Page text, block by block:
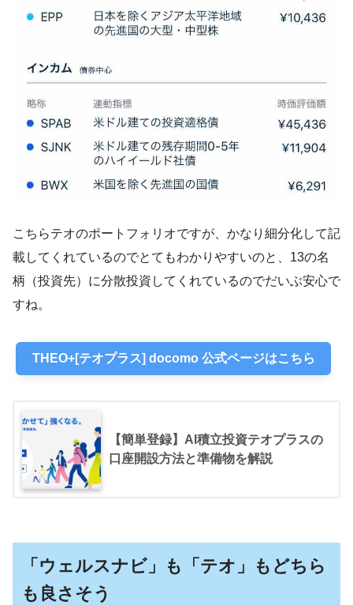
こちらテオのポートフォリオですが、かなり細分化して記
載してくれているのでとてもわかりやすいのと、13の名
柄（投資先）に分散投資してくれているのでだいぶ安心で
すね。
THEO+[テオプラス] docomo 公式ページはこちら
【簡単登録】AI積立投資テオプラスの
口座開設方法と準備物を解説
「ウェルスナビ」も「テオ」もどちら
も良さそう